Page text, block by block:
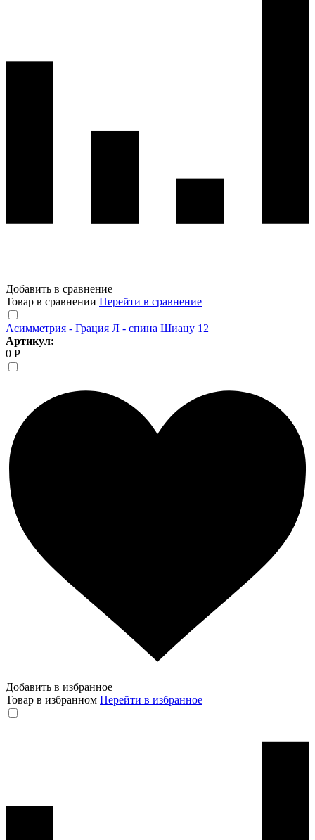
Добавить в сравнение
Товар в сравнении Перейти в сравнение
Асимметрия - Грация Л - спина Шиацу 12
Артикул:
0 Р
Добавить в избранное
Товар в избранном Перейти в избранное